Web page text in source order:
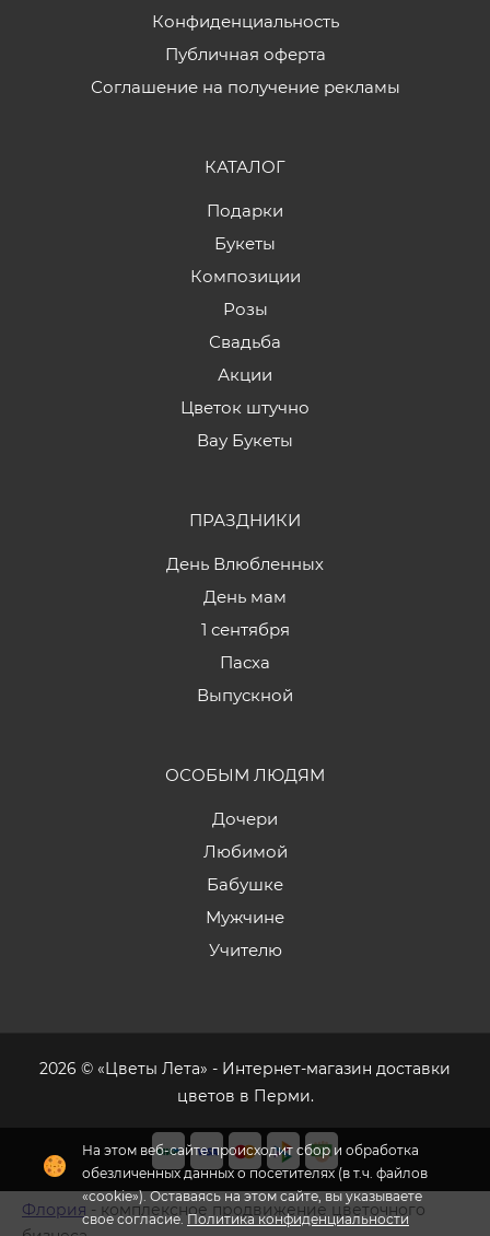
На этом веб-сайте происходит сбор и обработка
обезличенных данных о посетителях (в т.ч. файлов
«cookie»). Оставаясь на этом сайте, вы указываете
свое согласие.Политика конфиденциальности
Конфиденциальность
Публичная оферта
Соглашение на получение рекламы
КАТАЛОГ
Подарки
Букеты
Композиции
Розы
Свадьба
Акции
Цветок штучно
Вау Букеты
ПРАЗДНИКИ
День Влюбленных
День мам
1 сентября
Пасха
Выпускной
ОСОБЫМ ЛЮДЯМ
Дочери
Любимой
Бабушке
Мужчине
Учителю
2026 © «Цветы Лета» - Интернет-магазин доставки
цветов в Перми.
Флория - комплексное продвижение цветочного